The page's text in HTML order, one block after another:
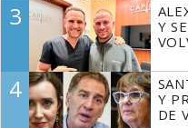
3
Y
4
Y
DE